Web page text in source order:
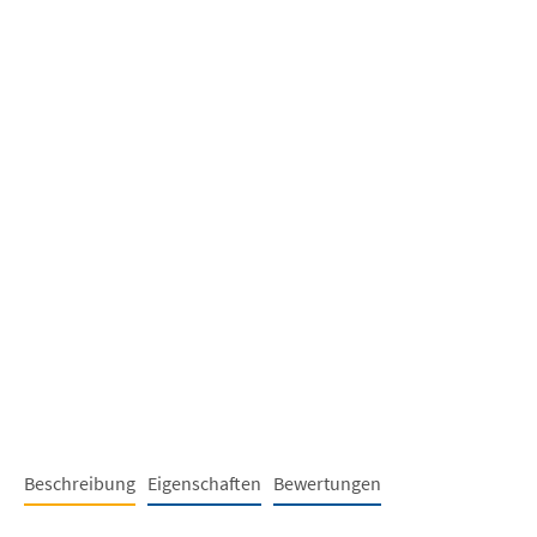
Beschreibung Eigenschaften Bewertungen